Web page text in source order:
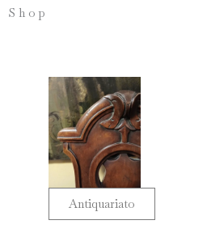
Shop
Antiquariato